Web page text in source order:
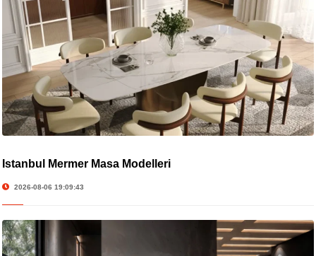
İstanbul Mermer Masa Modelleri
2026-08-06 19:09:43